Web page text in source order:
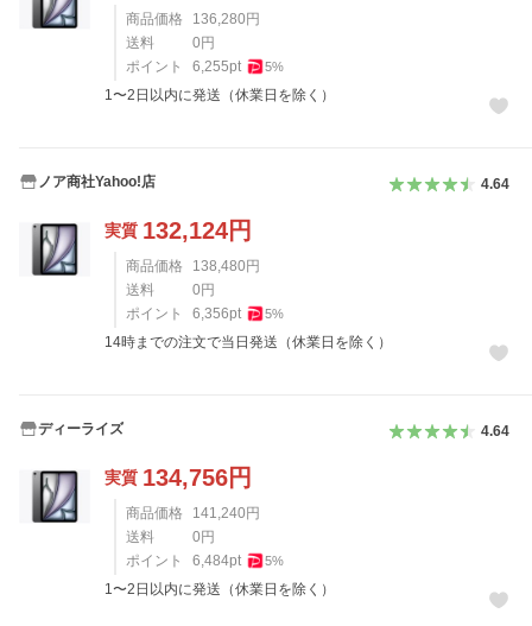
商品価格 136,280 円
送料
0 円
ポイント
6,255pt 5%
1〜2日以内に発送（休業日を除く）
ノア商社Yahoo!店 4.64
実質 132,124円
商品価格 138,480 円
送料
0 円
ポイント
6,356pt 5%
14時までの注文で当日発送（休業日を除く）
ディーライズ 4.64
実質 134,756円
商品価格 141,240 円
送料
0 円
ポイント
6,484pt 5%
1〜2日以内に発送（休業日を除く）